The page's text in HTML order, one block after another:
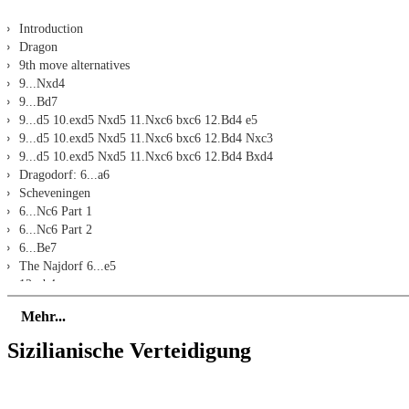
Introduction
Dragon
9th move alternatives
9...Nxd4
9...Bd7
9...d5 10.exd5 Nxd5 11.Nxc6 bxc6 12.Bd4 e5
9...d5 10.exd5 Nxd5 11.Nxc6 bxc6 12.Bd4 Nxc3
9...d5 10.exd5 Nxd5 11.Nxc6 bxc6 12.Bd4 Bxd4
Dragodorf: 6...a6
Scheveningen
6...Nc6 Part 1
6...Nc6 Part 2
6...Be7
The Najdorf 6...e5
12...b4
12...Nh5 Part 2
10th move alternatives
9th move alternatives Part 1
Mehr...
Sizilianische Verteidigung